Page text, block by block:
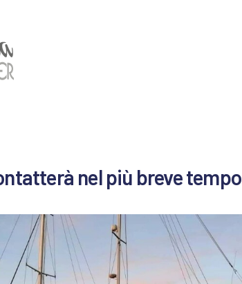
nel più breve tempo